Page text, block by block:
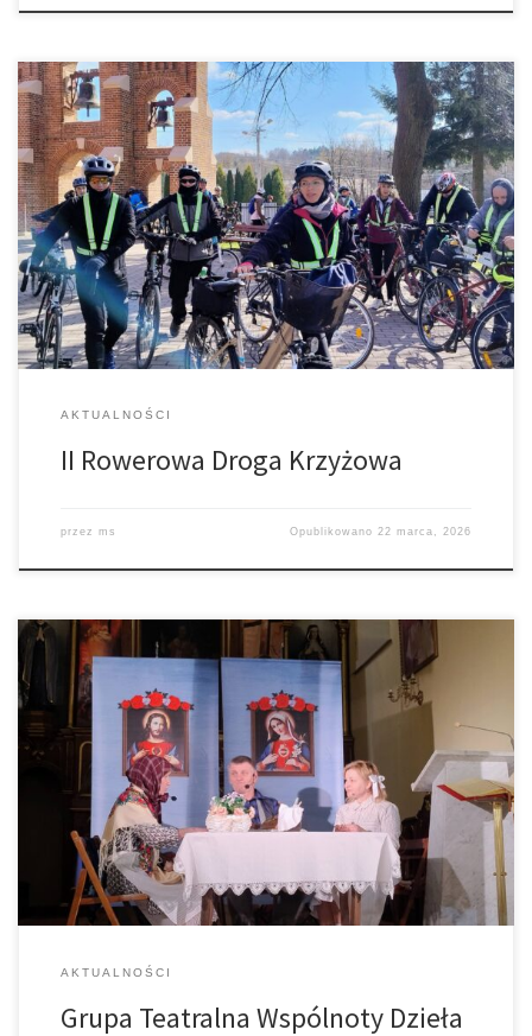
I Rowerowa Droga Krzyżowa już za nami. W tym roku w
wydarzeniu brało udział ok. 125 uczestników. Podczas postoju w
naszej parafii uczestnicy rozważali stację 9 oraz 10 Drogi
Krzyżowej – trzeci upadek Pana Jezusa i jego obnażenie z szat.
Dziękujemy serdecznie Kołu Gospodyń Wiejskich Czerwone
Korale oraz OSP Łękawica […]
AKTUALNOŚCI
II Rowerowa Droga Krzyżowa
przez ms Opublikowano22 marca, 2026
20 marca br. w naszym kościele gościła Grupa Teatralna Wspólnoty
Dzieła Intronizacji NSPJ z Diecezji Rzeszowskiej, która wystawiła
piękny spektakl o Przesłaniu Jezusa do Służebnicy Bożej Rozalii
Celakówny. Przesłanie to związane jest z dziełem intronizacji
Najświętszego Serca Pana Jezusa. Rozalia urodziła się w 1901 r., a
jej życie było w […]
AKTUALNOŚCI
Grupa Teatralna Wspólnoty Dzieła